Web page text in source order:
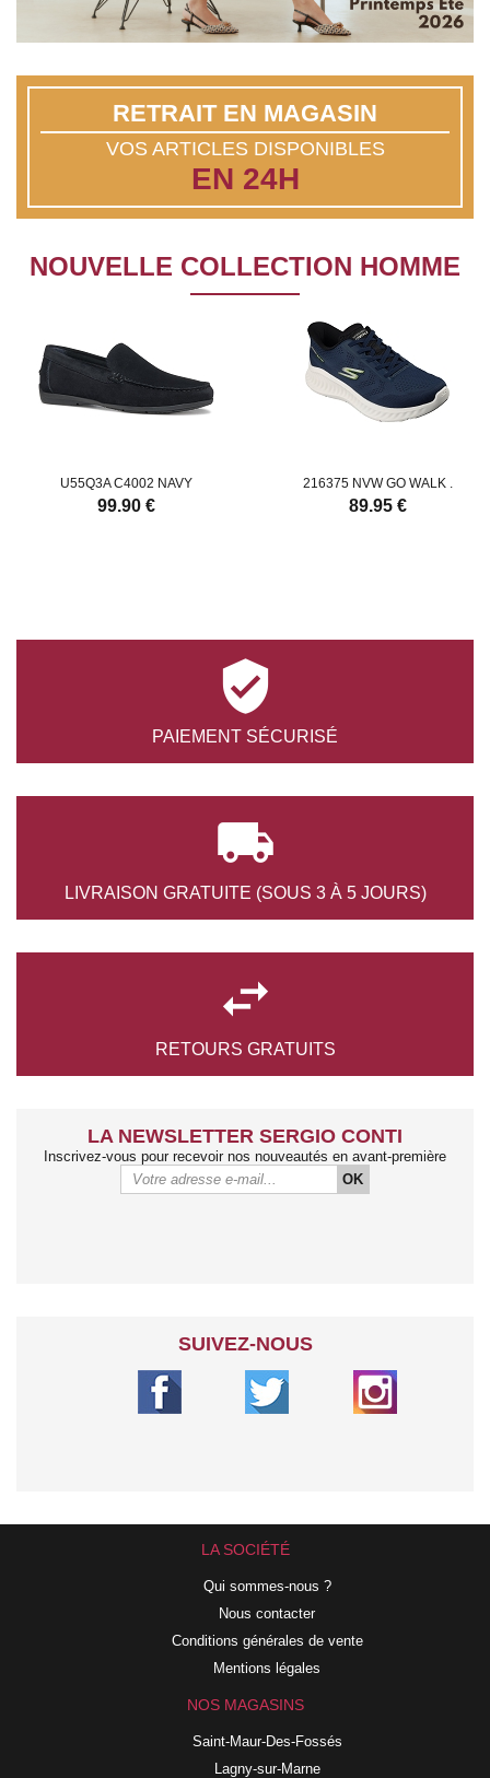
RETRAIT EN MAGASIN
VOS ARTICLES DISPONIBLES
EN 24H
NOUVELLE COLLECTION HOMME
U55Q3A C4002 NAVY
99.90 €
216375 NVW GO WALK .
89.95 €

PAIEMENT SÉCURISÉ

LIVRAISON GRATUITE (SOUS 3 À 5 JOURS)

RETOURS GRATUITS
LA NEWSLETTER SERGIO CONTI
Inscrivez-vous pour recevoir nos nouveautés en avant-première
OK
SUIVEZ-NOUS
LA SOCIÉTÉ
Qui sommes-nous ?
Nous contacter
Conditions générales de vente
Mentions légales
NOS MAGASINS
Saint-Maur-Des-Fossés
Lagny-sur-Marne